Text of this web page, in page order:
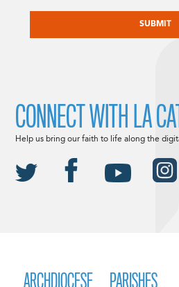
ARCHDIOCESE PARISHES
CONNECT WITH LA
Help us bring our faith to life along the